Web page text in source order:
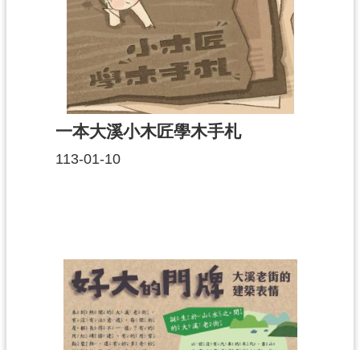
一本大溪小木匠學木手札
113-01-10